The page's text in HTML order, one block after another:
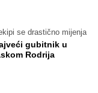
se drastično mijenja
gubitnik u
Rodrija